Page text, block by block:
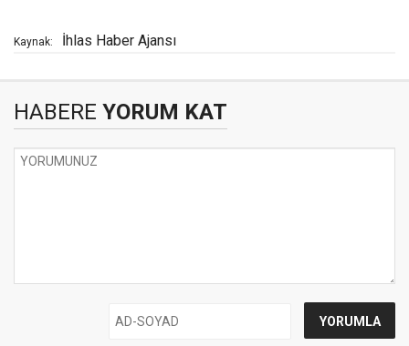
Kaynak: İhlas Haber Ajansı
HABERE YORUM KAT